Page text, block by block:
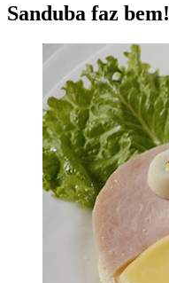
Sanduba faz bem!